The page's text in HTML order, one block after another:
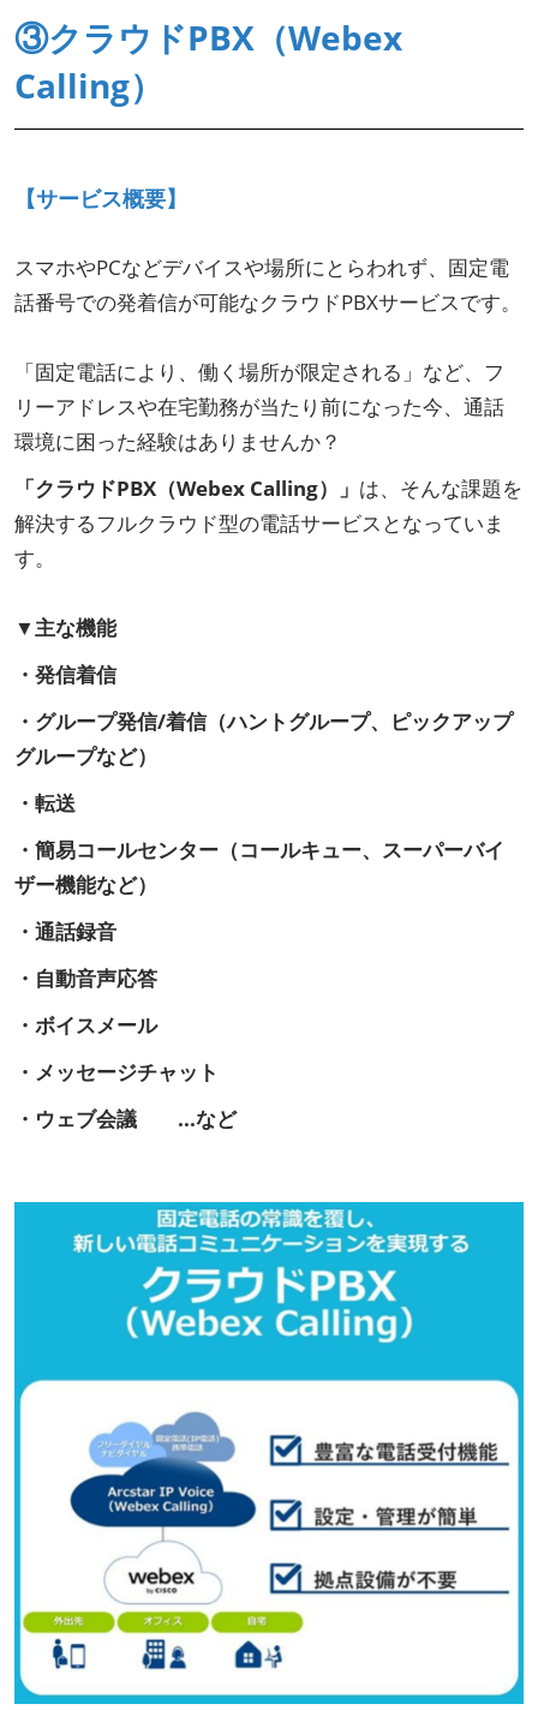
③クラウドPBX（Webex
Calling）
【サービス概要】
スマホやPCなどデバイスや場所にとらわれず、固定電
話番号での発着信が可能なクラウドPBXサービスです。
「固定電話により、働く場所が限定される」など、フ
リーアドレスや在宅勤務が当たり前になった今、通話
環境に困った経験はありませんか？
「クラウドPBX（Webex Calling）」 は、そんな課題を
解決するフルクラウド型の電話サービスとなっていま
す。
▼主な機能
・発信着信
・グループ発信/着信（ハントグループ、ピックアップ
グループなど）
・転送
・簡易コールセンター（コールキュー、スーパーバイ
ザー機能など）
・通話録音
・自動音声応答
・ボイスメール
・メッセージチャット
・ウェブ会議 ...など